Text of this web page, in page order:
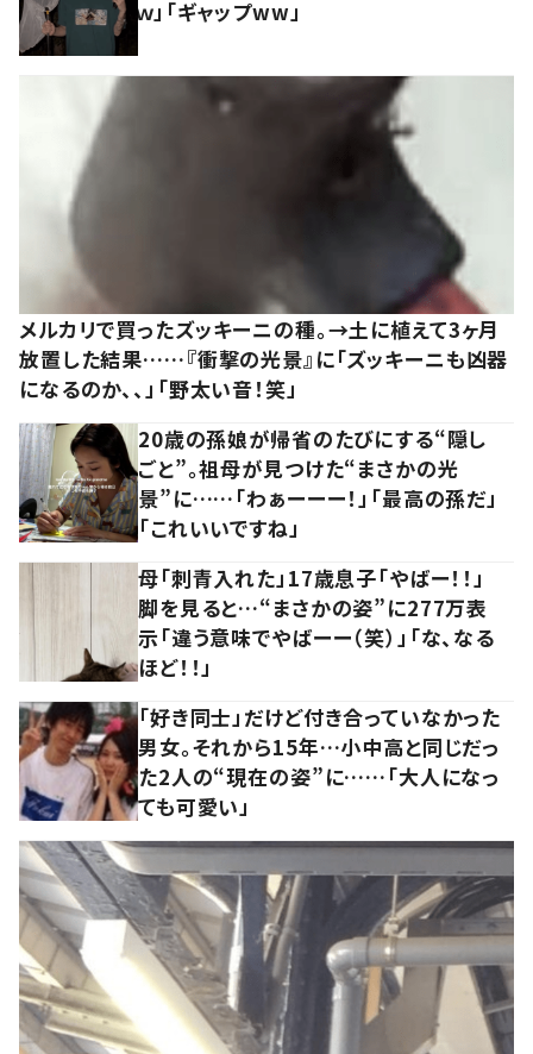
ｗ」「ギャップww」
メルカリで買ったズッキーニの種。→土に植えて3ヶ月
放置した結果……『衝撃の光景』に「ズッキーニも凶器
になるのか、、」「野太い音！笑」
20歳の孫娘が帰省のたびにする“隠し
ごと”。祖母が見つけた“まさかの光
景”に……「わぁーーー！」「最高の孫だ」
「これいいですね」
母「刺青入れた」17歳息子「やばー！！」
脚を見ると…“まさかの姿”に277万表
示「違う意味でやばーー（笑）」「な、なる
ほど！！」
「好き同士」だけど付き合っていなかった
男女。それから15年…小中高と同じだっ
た2人の“現在の姿”に……「大人になっ
ても可愛い」